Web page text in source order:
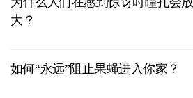
大？
如何“永远”阻止果蝇进入你家？